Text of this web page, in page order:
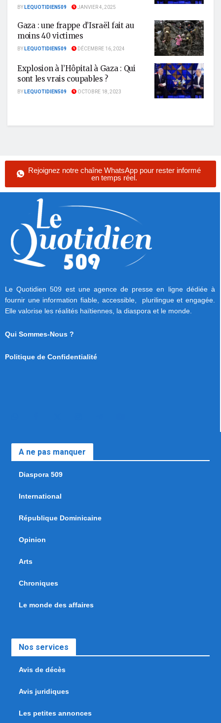
BYLEQUOTIDIEN509 JANVIER 4, 2025
Gaza : une frappe d’Israël fait au
moins 40 victimes
BYLEQUOTIDIEN509 DÉCEMBRE 16, 2024
Explosion à l’Hôpital à Gaza : Qui
sont les vrais coupables ?
BYLEQUOTIDIEN509 OCTOBRE 18, 2023
Rejoignez notre chaîne WhatsApp pour rester informé
en temps réel.
Le Quotidien 509 est une agence de presse en ligne dédiée à
fournir une information fiable, accessible, plurilingue et engagée.
Elle valorise les réalités haïtiennes, la diaspora et le monde.
Qui Sommes-Nous ?
Politique de Confidentialité
A ne pas manquer
Diaspora 509
International
République Dominicaine
Opinion
Arts
Chroniques
Le monde des affaires
Nos services
Avis de décès
Avis juridiques
Les petites annonces